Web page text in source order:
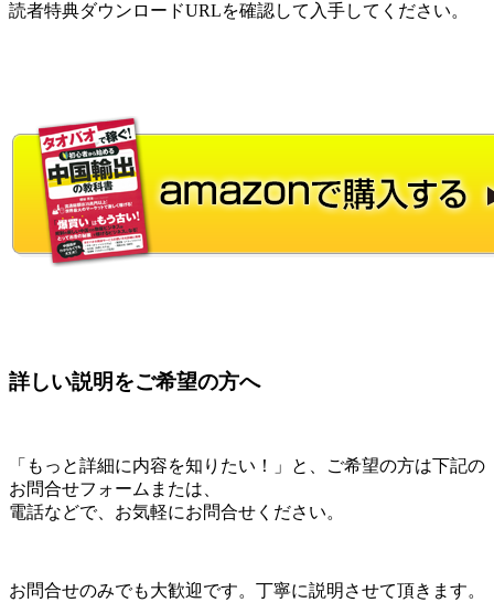
読者特典ダウンロードURLを確認して入手してください。
詳しい説明をご希望の方へ
「もっと詳細に内容を知りたい！」と、ご希望の方は下記の
お問合せフォームまたは、
電話などで、お気軽にお問合せください。
お問合せのみでも大歓迎です。丁寧に説明させて頂きます。